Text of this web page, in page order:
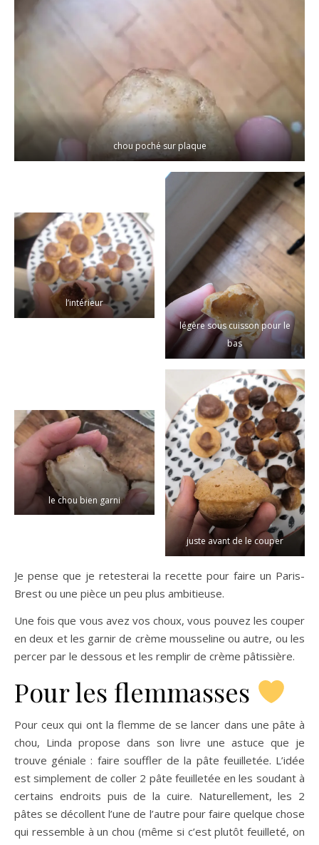
chou poché sur plaque
l’intérieur
légère sous cuisson pour le
bas
le chou bien garni
juste avant de le couper
Je pense que je retesterai la recette pour faire un Paris-
Brest ou une pièce un peu plus ambitieuse.
Une fois que vous avez vos choux, vous pouvez les couper
en deux et les garnir de crème mousseline ou autre, ou les
percer par le dessous et les remplir de crème pâtissière.
Pour les flemmasses
Pour ceux qui ont la flemme de se lancer dans une pâte à
chou, Linda propose dans son livre une astuce que je
trouve géniale : faire souffler de la pâte feuilletée. L’idée
est simplement de coller 2 pâte feuilletée en les soudant à
certains endroits puis de la cuire. Naturellement, les 2
pâtes se décollent l’une de l’autre pour faire quelque chose
qui ressemble à un chou (même si c’est plutôt feuilleté, on